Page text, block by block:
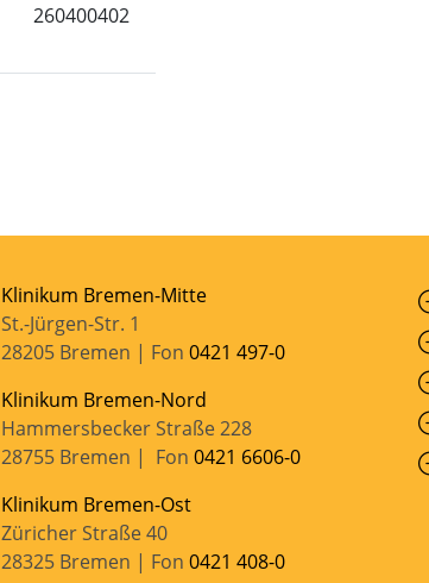
260400402
Klinikum Bremen-Mitte
St.-Jürgen-Str. 1
28205 Bremen | Fon0421 497-0
Klinikum Bremen-Nord
Hammersbecker Straße 228
28755 Bremen | Fon0421 6606-0
Klinikum Bremen-Ost
Züricher Straße 40
28325 Bremen | Fon0421 408-0